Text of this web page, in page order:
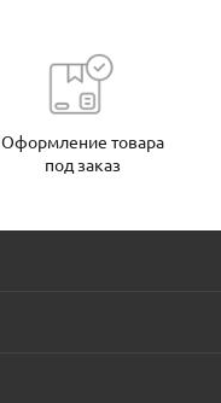
Оформление товара
под заказ